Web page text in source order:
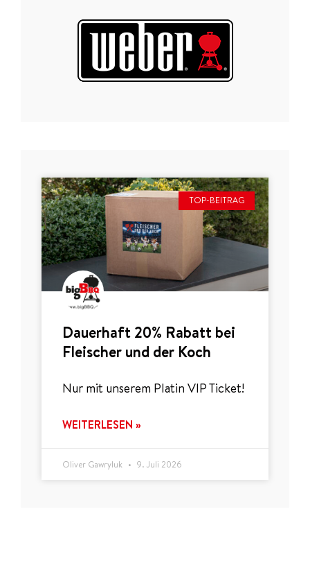
TOP-BEITRAG
Dauerhaft 20% Rabatt bei
Fleischer und der Koch
Nur mit unserem Platin VIP Ticket!
WEITERLESEN »
Oliver Gawryluk 9. Juli 2026